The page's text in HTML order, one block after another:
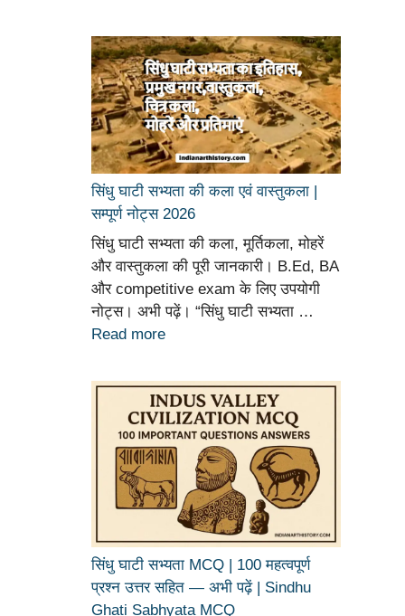
सिंधु घाटी सभ्यता की कला एवं वास्तुकला |
सम्पूर्ण नोट्स 2026
सिंधु घाटी सभ्यता की कला, मूर्तिकला, मोहरें
और वास्तुकला की पूरी जानकारी। B.Ed, BA
और competitive exam के लिए उपयोगी
नोट्स। अभी पढ़ें। “सिंधु घाटी सभ्यता …
Read more
सिंधु घाटी सभ्यता MCQ | 100 महत्वपूर्ण
प्रश्न उत्तर सहित — अभी पढ़ें | Sindhu
Ghati Sabhyata MCQ